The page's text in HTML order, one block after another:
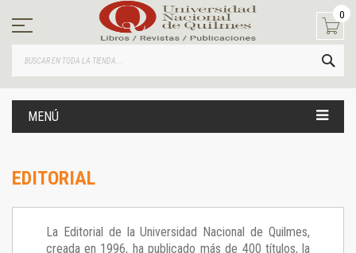
contenido
0
MENÚ
EDITORIAL
La Editorial de la Universidad Nacional de Quilmes,
creada en 1996, ha publicado más de 400 títulos, la